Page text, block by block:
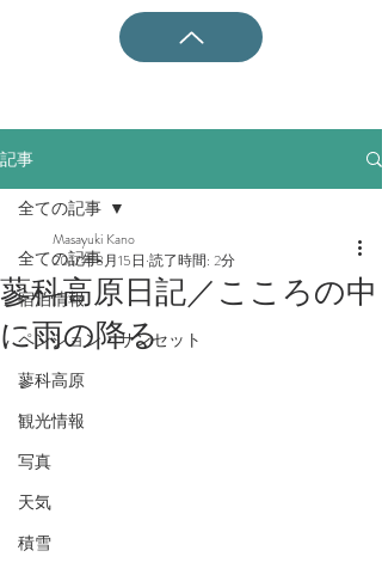
記事
全ての記事
宿泊情報
ペンション・サンセット
蓼科高原
観光情報
写真
天気
積雪
全ての記事
蓼科高原日記／こころの中
に雨の降る
Masayuki Kano
2017年8月15日 読了時間: 2分